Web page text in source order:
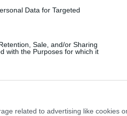
Data for Targeted
Sale, and/or Sharing
with the Purposes for which it
related to advertising like cookies
a incluir o BTC
índice Nasdaq, mostrando
do preço do Bitcoin,
fatores. Esse
pela entrada